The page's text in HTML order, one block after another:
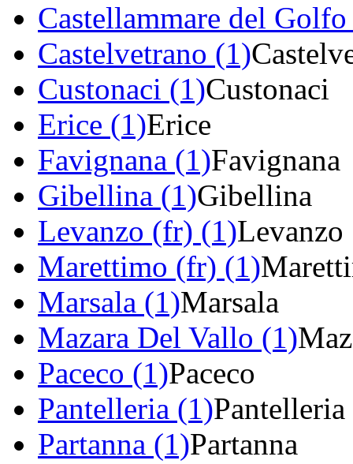
Castellammare del
Castelvetrano (1)
Custonaci (1)Custonaci
Erice (1)Erice
Favignana (1)Favignana
Gibellina (1)Gibellina
Levanzo (fr) (1)Levanzo
Marettimo (fr) (1)
Marsala (1)Marsala
Mazara Del Vallo (1)
Paceco (1)Paceco
Pantelleria (1)Pantelleria
Partanna (1)Partanna